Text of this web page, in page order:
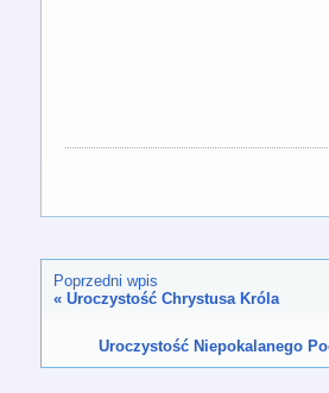
Poprzedni wpis
« Uroczystość Chrystusa Króla
Uroczystość Niepokalanego